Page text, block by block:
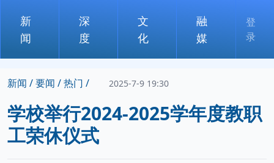
新
闻
深
度
文
化
融
媒
登
录
新闻 /要闻 /热门 / 2025-7-9 19:30
学校举行2024-2025学年度教职
工荣休仪式